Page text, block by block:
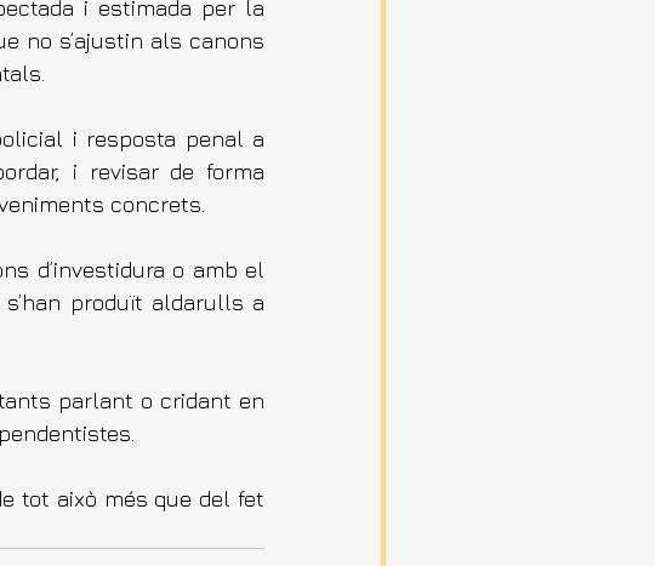
i estimada per la
no s’ajustin als canons
i resposta penal a
i revisar de forma
concrets.
d’investidura o amb el
produït aldarulls a
parlant o cridant en
tot això més que del fet